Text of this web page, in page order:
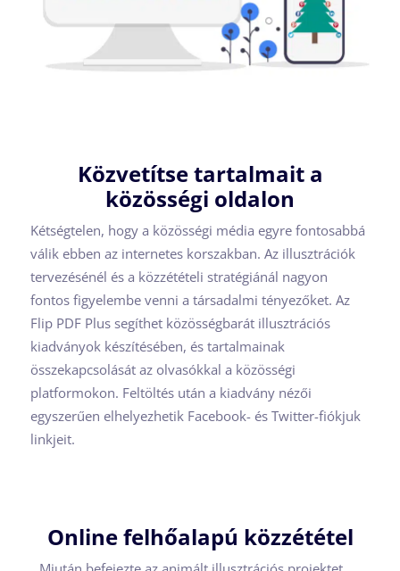
Közvetítse tartalmait a
közösségi oldalon
Kétségtelen, hogy a közösségi média egyre fontosabbá
válik ebben az internetes korszakban. Az illusztrációk
tervezésénél és a közzétételi stratégiánál nagyon
fontos figyelembe venni a társadalmi tényezőket. Az
Flip PDF Plus segíthet közösségbarát illusztrációs
kiadványok készítésében, és tartalmainak
összekapcsolását az olvasókkal a közösségi
platformokon. Feltöltés után a kiadvány nézői
egyszerűen elhelyezhetik Facebook- és Twitter-fiókjuk
linkjeit.
Online felhőalapú közzététel